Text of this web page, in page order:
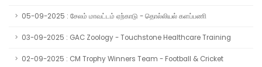
05-09-2025 : சேலம் மாவட்டம் ஏற்காடு - தொல்லியல் களப்பணி
03-09-2025 : GAC Zoology - Touchstone Healthcare Training
02-09-2025 : CM Trophy Winners Team - Football & Cricket